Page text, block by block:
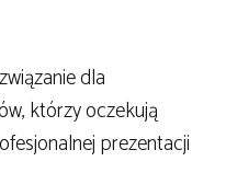
dla
którzy oczekują
prezentacji